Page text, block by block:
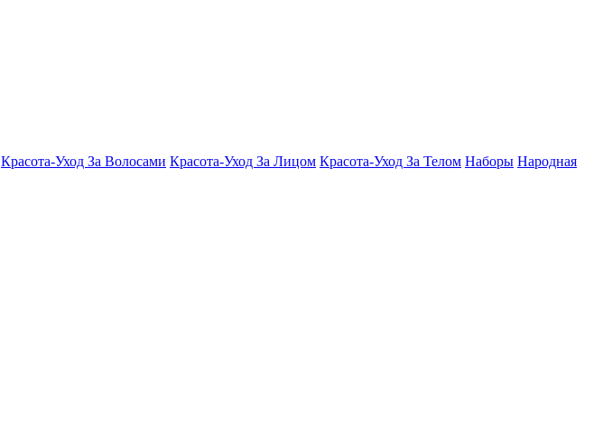
Красота-Уход За Волосами Красота-Уход За Лицом Красота-Уход За Телом Наборы Народная